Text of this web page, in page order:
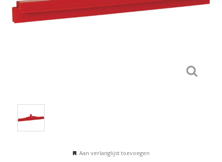
Aan verlanglijst toevoegen